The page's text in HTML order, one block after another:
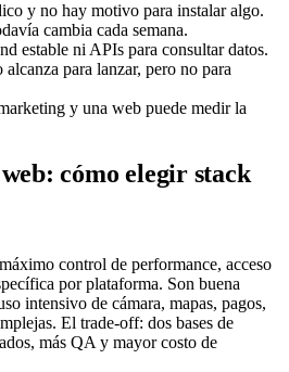
y no hay motivo para instalar algo.
cambia cada semana.
estable ni APIs para consultar datos.
alcanza para lanzar, pero no para
y una web puede medir la
cómo elegir stack
control de performance, acceso
por plataforma. Son buena
intensivo de cámara, mapas, pagos,
El trade-off: dos bases de
más QA y mayor costo de